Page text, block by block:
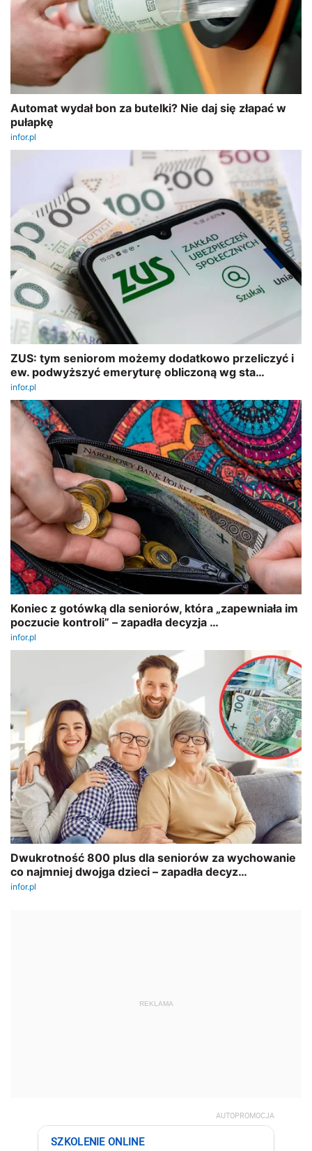
REKLAMA
AUTOPROMOCJA
SZKOLENIE ONLINE